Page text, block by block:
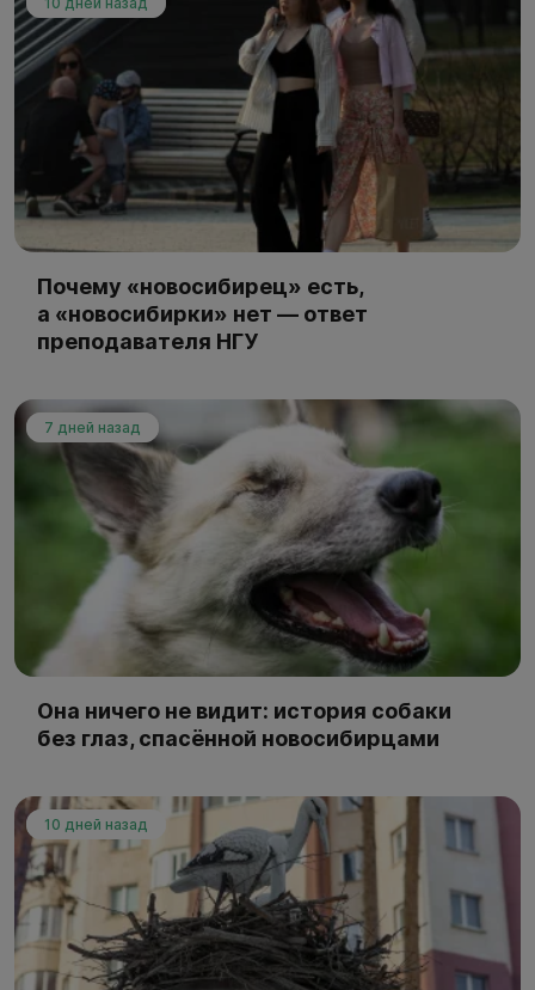
Почему «новосибирец» есть,
а «новосибирки» нет — ответ
преподавателя НГУ
7 дней назад
Она ничего не видит: история собаки
без глаз, спасённой новосибирцами
10 дней назад